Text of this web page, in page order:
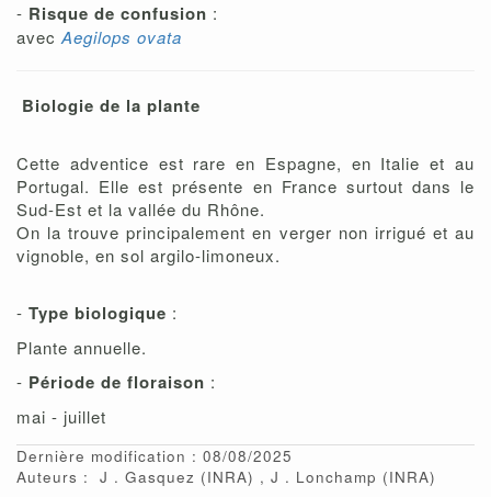
- Risque de confusion :
avecAegilops ovata
Biologie de la plante
Cette adventice est rare en Espagne, en Italie et au
Portugal. Elle est présente en France surtout dans le
Sud-Est et la vallée du Rhône.
On la trouve principalement en verger non irrigué et au
vignoble, en sol argilo-limoneux.
- Type biologique :
Plante annuelle.
- Période de floraison :
mai - juillet
Dernière modification : 08/08/2025
Auteurs :
J Gasquez (INRA) J Lonchamp (INRA)